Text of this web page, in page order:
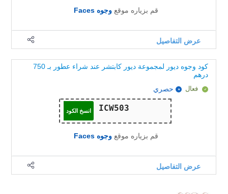
قم بزياره موقع وجوه Faces
عرض التفاصيل
كود وجوه ديور لمجموعة ديور كابتشر عند شراء عطور بـ 750
درهم
فعال حصري
انسخ الكود
قم بزياره موقع وجوه Faces
عرض التفاصيل